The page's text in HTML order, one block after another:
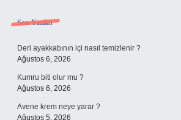
Sidebar
Son Yazılar
Deri ayakkabının içi nasıl temizlenir ?
Ağustos 6, 2026
Kumru biti olur mu ?
Ağustos 6, 2026
Avene krem neye yarar ?
Ağustos 5, 2026